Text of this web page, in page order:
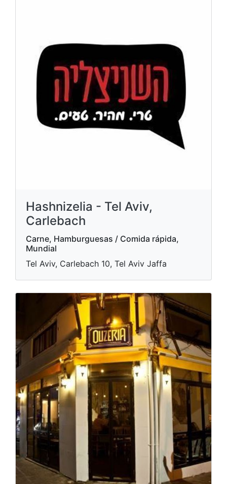
Hashnizelia - Tel Aviv,
Carlebach
Carne, Hamburguesas / Comida rápida,
Mundial
Tel Aviv, Carlebach 10, Tel Aviv Jaffa